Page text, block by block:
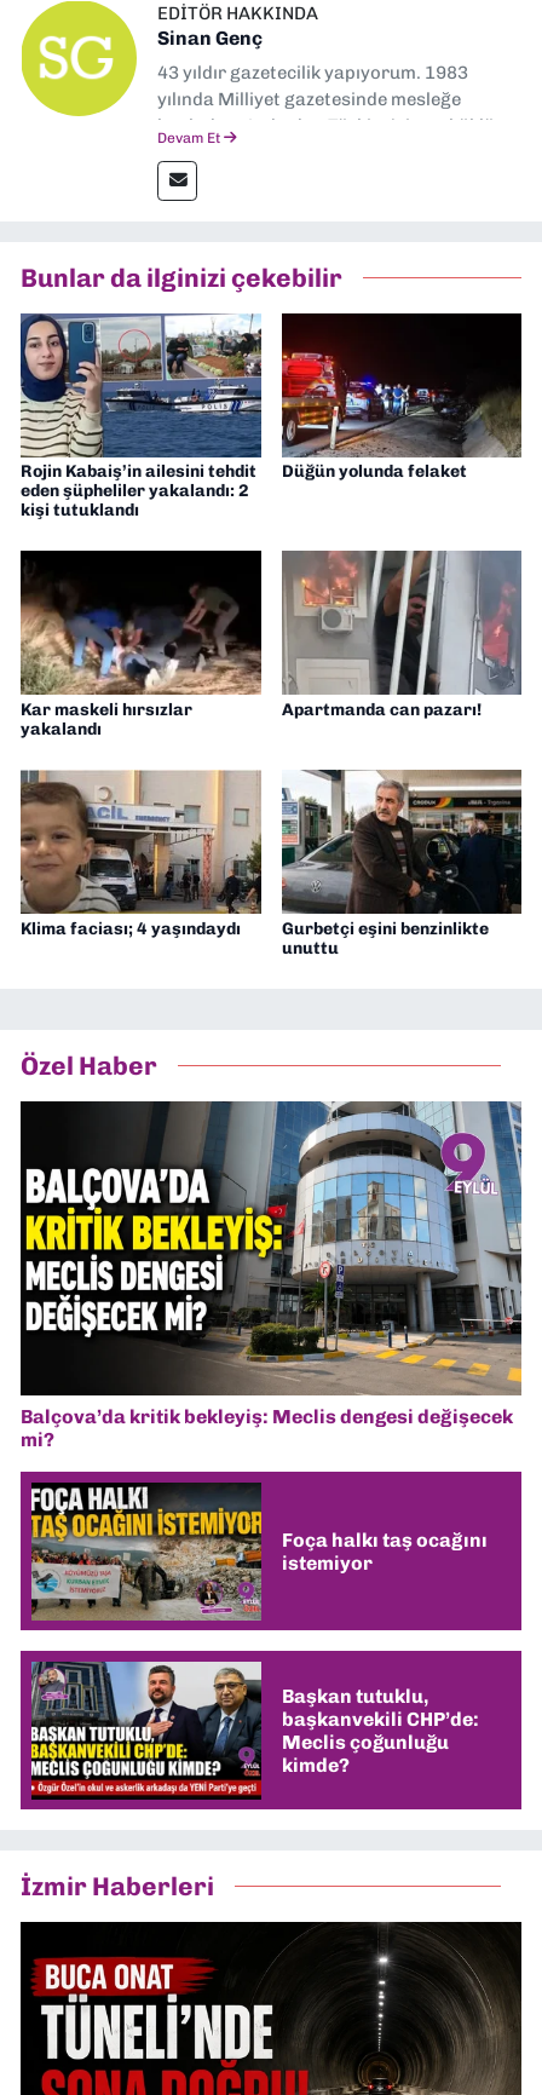
EDITÖR HAKKINDA
Sinan Genç
43 yıldır gazetecilik yapıyorum. 1983
yılında Milliyet gazetesinde mesleğe
başladım. Ardından Türkiye’nin en köklü
muhabir, editör, müdür yardımcısı ve spor
müdürü olarak görev yaptım. Ayrıca Yeni
Gazetesi'nde editörlük yapıyorum
Devam Et
Bunlar da ilginizi çekebilir
Rojin Kabaiş’in ailesini tehdit
eden şüpheliler yakalandı: 2
kişi tutuklandı
Düğün yolunda felaket
Kar maskeli hırsızlar
yakalandı
Apartmanda can pazarı!
Klima faciası; 4 yaşındaydı
Gurbetçi eşini benzinlikte
unuttu
Özel Haber
Balçova’da kritik bekleyiş: Meclis dengesi değişecek
mi?
Foça halkı taş ocağını
istemiyor
Başkan tutuklu,
başkanvekili CHP’de:
Meclis çoğunluğu
kimde?
İzmir Haberleri